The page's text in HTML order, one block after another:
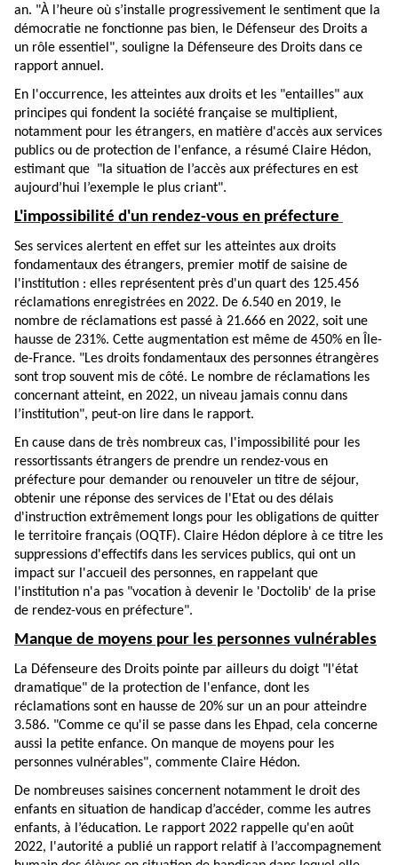
an. "À l’heure où s’installe progressivement le sentiment que la
démocratie ne fonctionne pas bien, le Défenseur des Droits a
un rôle essentiel", souligne la Défenseure des Droits dans ce
rapport annuel.
En l'occurrence, les atteintes aux droits et les "entailles" aux
principes qui fondent la société française se multiplient,
notamment pour les étrangers, en matière d'accès aux services
publics ou de protection de l'enfance, a résumé Claire Hédon,
estimant que "la situation de l’accès aux préfectures en est
aujourd’hui l’exemple le plus criant".
L'impossibilité d'un rendez-vous en préfecture
Ses services alertent en effet sur les atteintes aux droits
fondamentaux des étrangers, premier motif de saisine de
l'institution : elles représentent près d'un quart des 125.456
réclamations enregistrées en 2022. De 6.540 en 2019, le
nombre de réclamations est passé à 21.666 en 2022, soit une
hausse de 231%. Cette augmentation est même de 450% en Île-
de-France. "Les droits fondamentaux des personnes étrangères
sont trop souvent mis de côté. Le nombre de réclamations les
concernant atteint, en 2022, un niveau jamais connu dans
l’institution", peut-on lire dans le rapport.
En cause dans de très nombreux cas, l'impossibilité pour les
ressortissants étrangers de prendre un rendez-vous en
préfecture pour demander ou renouveler un titre de séjour,
obtenir une réponse des services de l'Etat ou des délais
d'instruction extrêmement longs pour les obligations de quitter
le territoire français (OQTF). Claire Hédon déplore à ce titre les
suppressions d'effectifs dans les services publics, qui ont un
impact sur l'accueil des personnes, en rappelant que
l'institution n'a pas "vocation à devenir le 'Doctolib' de la prise
de rendez-vous en préfecture".
Manque de moyens pour les personnes vulnérables
La Défenseure des Droits pointe par ailleurs du doigt "l'état
dramatique" de la protection de l'enfance, dont les
réclamations sont en hausse de 20% sur un an pour atteindre
3.586. "Comme ce qu'il se passe dans les Ehpad, cela concerne
aussi la petite enfance. On manque de moyens pour les
personnes vulnérables", commente Claire Hédon.
De nombreuses saisines concernent notamment le droit des
enfants en situation de handicap d’accéder, comme les autres
enfants, à l’éducation. Le rapport 2022 rappelle qu'en août
2022, l'autorité a publié un rapport relatif à l’accompagnement